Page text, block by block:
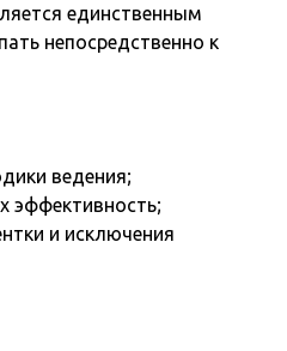
единственным
непосредственно к
ведения;
эффективность;
и исключения